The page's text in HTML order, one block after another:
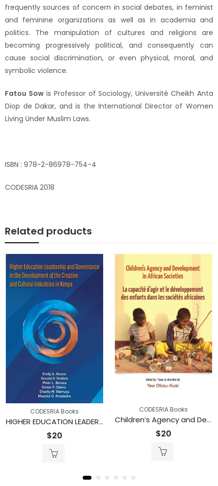
frequently sources of concern in social debates, in feminist
and feminine organizations as well as in academia and
politics. The manipulation of cultures and religions are
becoming progressively political, and consequently can
cause social discrimination, or even physical, moral, and
symbolic violence.
Fatou Sowis Professor of Sociology, Université Cheikh Anta
Diop de Dakar, and is the International Director of Women
Living Under Muslim Laws.
ISBN : 978-2-86978-754-4
CODESRIA 2018
Related products
CODESRIA Books
HIGHER EDUCATION LEADERSHIP AND GOVERNANCE IN THE DEVELOPMENT OF THE CREATIVE AND CULTURAL INDUSTRIES IN KENYA
$20
CODESRIA Books
Children’s Agency and Development in African Societies / La capacité d’agir et le développement des enfants dans les sociétés africaines
$20